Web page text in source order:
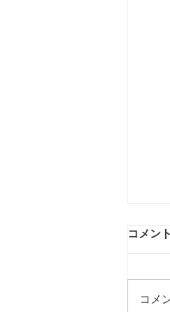
忘
コメント
コメ